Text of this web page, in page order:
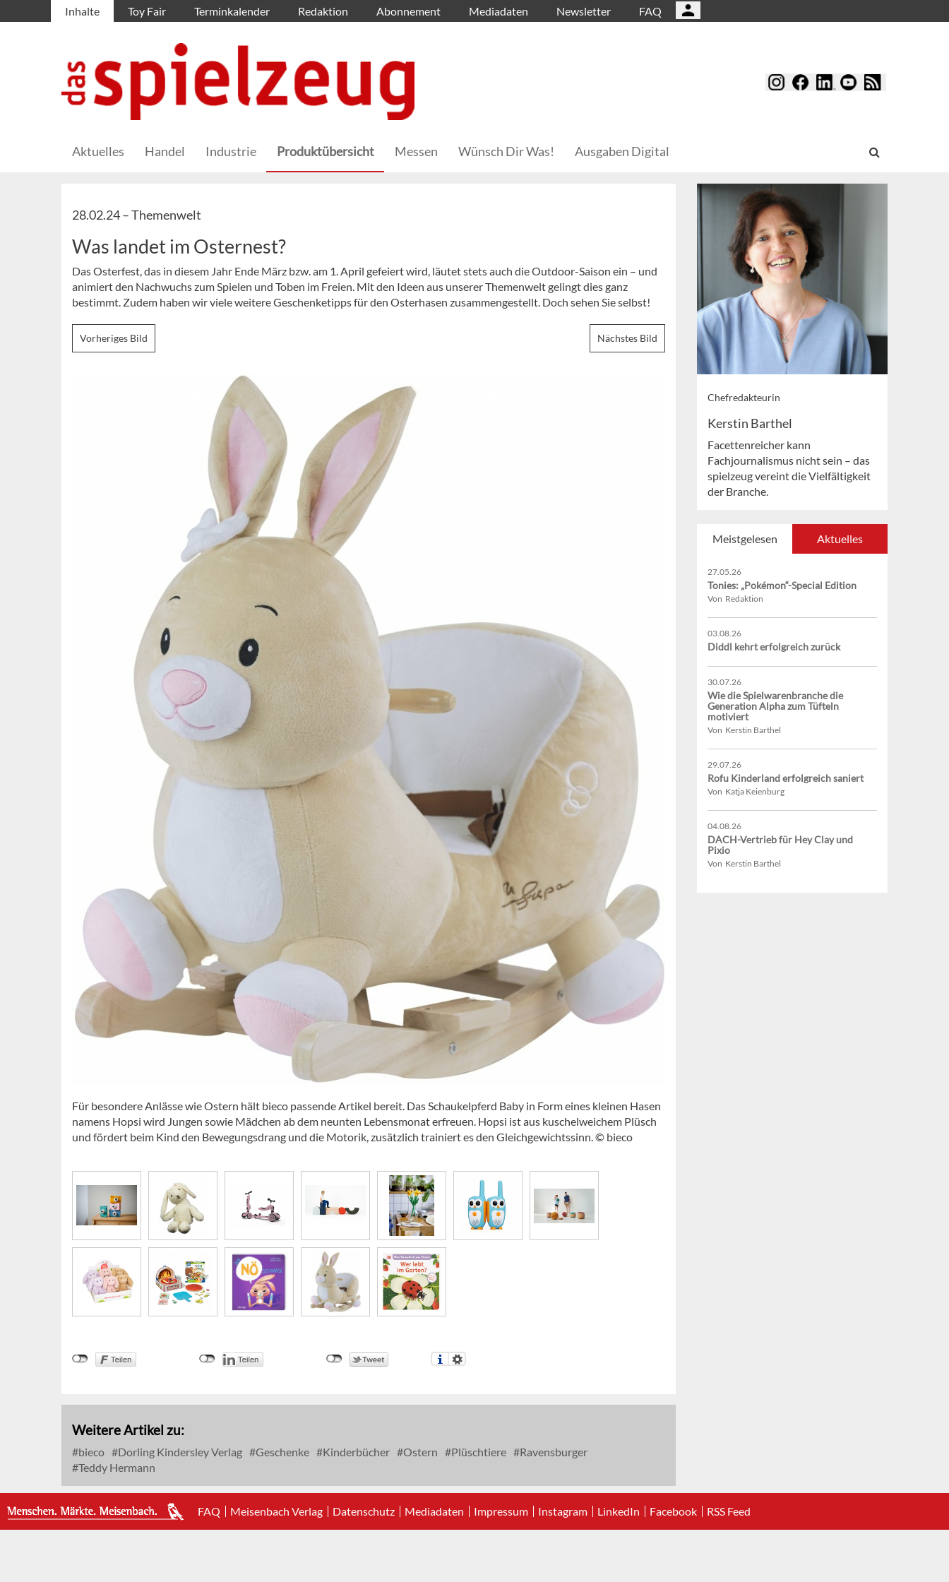
Inhalte Toy Fair Terminkalender Redaktion Abonnement Mediadaten Newsletter FAQ
Aktuelles Handel Industrie Produktübersicht Messen Wünsch Dir Was! Ausgaben Digital
28.02.24 –Themenwelt
Was landet im Osternest?
Das Osterfest, das in diesem Jahr Ende März bzw. am 1. April gefeiert wird, läutet stets auch die Outdoor-Saison ein – und
animiert den Nachwuchs zum Spielen und Toben im Freien. Mit den Ideen aus unserer Themenwelt gelingt dies ganz
bestimmt. Zudem haben wir viele weitere Geschenketipps für den Osterhasen zusammengestellt. Doch sehen Sie selbst!
Vorheriges Bild Nächstes Bild
Für besondere Anlässe wie Ostern hält bieco passende Artikel bereit. Das Schaukelpferd Baby in Form eines kleinen Hasen
namens Hopsi wird Jungen sowie Mädchen ab dem neunten Lebensmonat erfreuen. Hopsi ist aus kuschelweichem Plüsch
und fördert beim Kind den Bewegungsdrang und die Motorik, zusätzlich trainiert es den Gleichgewichtssinn. © bieco
Weitere Artikel zu:
bieco Dorling Kindersley Verlag Geschenke Kinderbücher Ostern Plüschtiere
Ravensburger
Teddy Hermann
Chefredakteurin
Kerstin Barthel
Facettenreicher kann
Fachjournalismus nicht sein – das
spielzeug vereint die Vielfältigkeit
der Branche.
Meistgelesen Aktuelles
27.05.26
Tonies: „Pokémon“-Special Edition
Von Redaktion
03.08.26
Diddl kehrt erfolgreich zurück
30.07.26
Wie die Spielwarenbranche die
Generation Alpha zum Tüfteln
motiviert
Von Kerstin Barthel
29.07.26
Rofu Kinderland erfolgreich saniert
Von Katja Keienburg
04.08.26
DACH-Vertrieb für Hey Clay und
Pixio
Von Kerstin Barthel
FAQ Meisenbach Verlag Datenschutz Mediadaten Impressum Instagram LinkedIn Facebook RSS Feed